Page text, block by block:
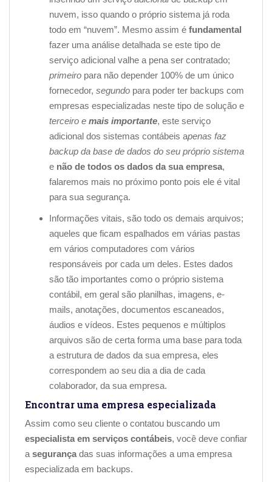
nuvem, isso quando o próprio sistema já roda
todo em “nuvem”. Mesmo assim é fundamental
fazer uma análise detalhada se este tipo de
serviço adicional valhe a pena ser contratado;
primeiro para não depender 100% de um único
fornecedor, segundo para poder ter backups com
empresas especializadas neste tipo de solução e
terceiro e mais importante, este serviço
adicional dos sistemas contábeis apenas faz
backup da base de dados do seu próprio sistema
e não de todos os dados da sua empresa,
falaremos mais no próximo ponto pois ele é vital
para sua segurança.
Informações vitais, são todo os demais arquivos;
aqueles que ficam espalhados em várias pastas
em vários computadores com vários
responsáveis por cada um deles. Estes dados
são tão importantes como o próprio sistema
contábil, em geral são planilhas, imagens, e-
mails, anotações, documentos escaneados,
áudios e vídeos. Estes pequenos e múltiplos
arquivos são de certa forma uma base para toda
a estrutura de dados da sua empresa, eles
correspondem ao seu dia a dia de cada
colaborador, da sua empresa.
Encontrar uma empresa especializada
Assim como seu cliente o contatou buscando um
especialista em serviços contábeis, você deve confiar
a segurança das suas informações a uma empresa
especializada em backups.